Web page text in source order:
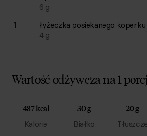
6 g
1
łyżeczka posiekanego koperku
4g
Wartość odżywcza na 1
487 kcal
Kalorie
30 g
Białko
20 g
Tłuszcze